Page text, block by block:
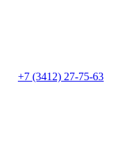
+7 (3412) 27-75-63